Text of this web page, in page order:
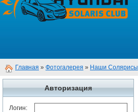
Главная » Фотогалерея » Наши Солярисы
Авторизация
Логин: